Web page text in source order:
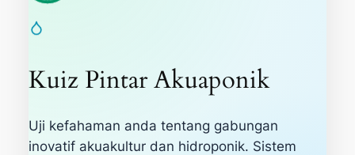
Kuiz Pintar Akuaponik
Uji kefahaman anda tentang gabungan
inovatif akuakultur dan hidroponik. Sistem